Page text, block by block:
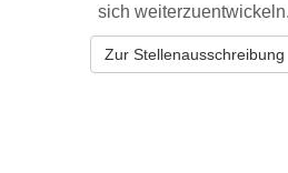
sich weiterzuentwickeln.
Zur Stellenausschreibung